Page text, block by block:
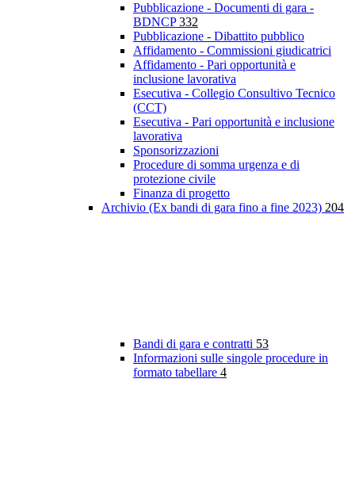
Pubblicazione - Documenti di gara -
BDNCP332
Pubblicazione - Dibattito pubblico
Affidamento - Commissioni giudicatrici
Affidamento - Pari opportunità e
inclusione lavorativa
Esecutiva - Collegio Consultivo Tecnico
(CCT)
Esecutiva - Pari opportunità e inclusione
lavorativa
Sponsorizzazioni
Procedure di somma urgenza e di
protezione civile
Finanza di progetto
Archivio (Ex bandi di gara fino a fine 2023) 204
Bandi di gara e contratti 53
Informazioni sulle singole procedure in
formato tabellare 4